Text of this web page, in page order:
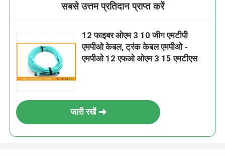
सबसे उत्तम प्रतिदान प्राप्त करें
12 फाइबर ओएम 3 10 जीग एमटीपी
एमपीओ केबल, ट्रंक केबल एमपीओ - ​​
एमपीओ 12 एफओ ओएम 3 15 एमटीएस
जारी रखें